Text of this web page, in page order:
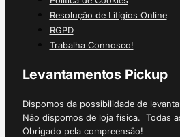
Resolução de Litígios Online
RGPD
Trabalha Connosco!
Levantamentos Pickup
Dispomos da possibilidade de
Não dispomos de loja física. Todas
Obrigado pela compreensão!